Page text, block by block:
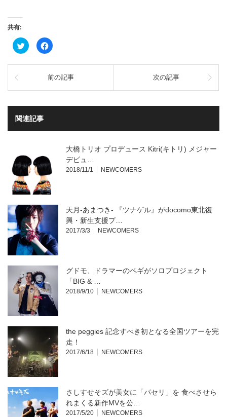
共有:
ク
リ
共
(新
い
ウ
開
き
ま
す)
Facebook
で
る
に
ク
ッ
し
い
ウ
ィ
ン
ド
ウ
前の記事 次の記事
関連記事
大橋トリオ プロデュース Kitri(キトリ) メジャー
デビュ…
2018/11/1 NEWCOMERS
天月-あまつき- 『ツナゲル』がdocomo東北復
興・新生支援プ…
2017/3/3 NEWCOMERS
グドモ、ドラマーのペギがソロプロジェクト
「BIG & …
2018/9/10 NEWCOMERS
the peggies 記念すべき初となる全国ツアーを完
走！
2017/6/18 NEWCOMERS
さしすせそズが美女に「パセリ」を 食べさせら
れまくる新作MVを公…
2017/5/20 NEWCOMERS